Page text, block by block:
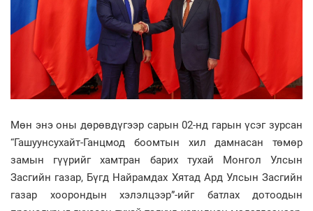
Мөн энэ оны дөрөвдүгээр сарын 02-нд гарын үсэг зурсан
“Гашуунсухайт-Ганцмод боомтын хил дамнасан төмөр
замын гүүрийг хамтран барих тухай Монгол Улсын
Засгийн газар, Бүгд Найрамдах Хятад Ард Улсын Засгийн
газар хоорондын хэлэлцээр”-ийг батлах дотоодын